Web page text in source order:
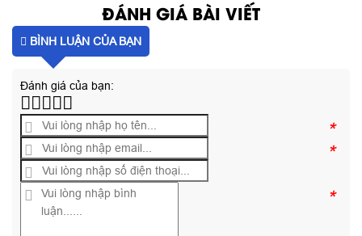
ĐÁNH GIÁ BÀI VIẾT
BÌNH LUẬN CỦA BẠN
Đánh giá của bạn:
*
*
*